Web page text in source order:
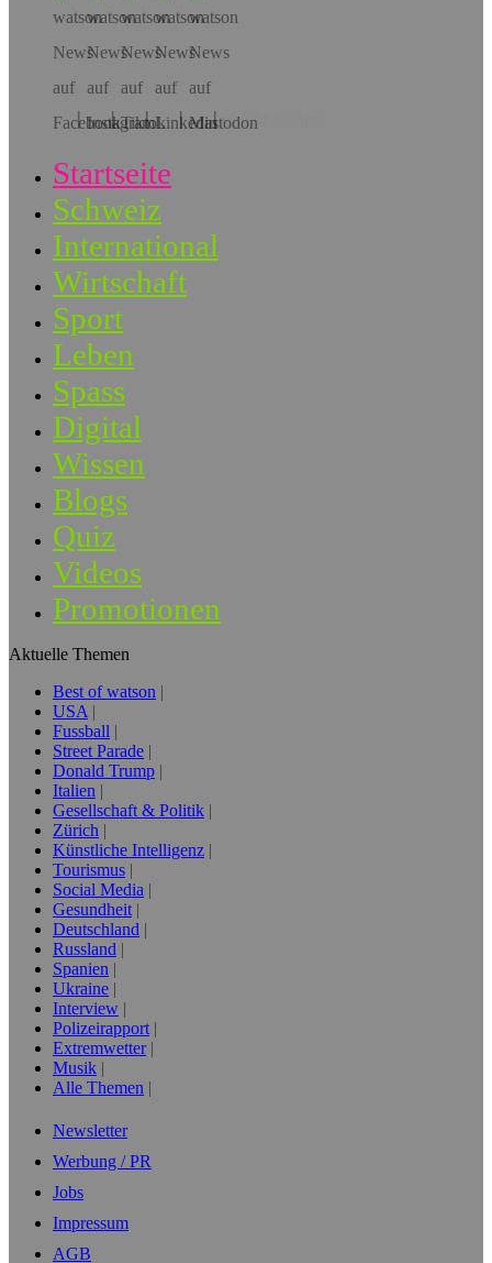
Hol dir die App!
Startseite
Schweiz
International
Wirtschaft
Sport
Leben
Spass
Digital
Wissen
Blogs
Quiz
Videos
Promotionen
Aktuelle Themen
Best of watson
USA
Fussball
Street Parade
Donald Trump
Italien
Gesellschaft & Politik
Zürich
Künstliche Intelligenz
Tourismus
Social Media
Gesundheit
Deutschland
Russland
Spanien
Ukraine
Interview
Polizeirapport
Extremwetter
Musik
Alle Themen
Newsletter
Werbung / PR
Jobs
Impressum
AGB